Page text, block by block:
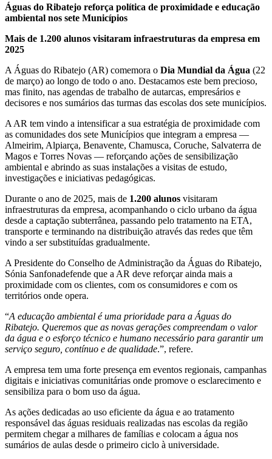
Águas do Ribatejo reforça política de proximidade e educação
ambiental nos sete Municípios
Mais de 1.200 alunos visitaram infraestruturas da empresa em
2025
A Águas do Ribatejo (AR) comemora o Dia Mundial da Água (22
de março) ao longo de todo o ano. Destacamos este bem precioso,
mas finito, nas agendas de trabalho de autarcas, empresários e
decisores e nos sumários das turmas das escolas dos sete municípios.
A AR tem vindo a intensificar a sua estratégia de proximidade com
as comunidades dos sete Municípios que integram a empresa —
Almeirim, Alpiarça, Benavente, Chamusca, Coruche, Salvaterra de
Magos e Torres Novas — reforçando ações de sensibilização
ambiental e abrindo as suas instalações a visitas de estudo,
investigações e iniciativas pedagógicas.
Durante o ano de 2025, mais de 1.200 alunos visitaram
infraestruturas da empresa, acompanhando o ciclo urbano da água
desde a captação subterrânea, passando pelo tratamento na ETA,
transporte e terminando na distribuição através das redes que têm
vindo a ser substituídas gradualmente.
A Presidente do Conselho de Administração da Águas do Ribatejo,
Sónia Sanfonadefende que a AR deve reforçar ainda mais a
proximidade com os clientes, com os consumidores e com os
territórios onde opera.
“A educação ambiental é uma prioridade para a Águas do
Ribatejo. Queremos que as novas gerações compreendam o valor
da água e o esforço técnico e humano necessário para garantir um
serviço seguro, contínuo e de qualidade.”, refere.
A empresa tem uma forte presença em eventos regionais, campanhas
digitais e iniciativas comunitárias onde promove o esclarecimento e
sensibiliza para o bom uso da água.
As ações dedicadas ao uso eficiente da água e ao tratamento
responsável das águas residuais realizadas nas escolas da região
permitem chegar a milhares de famílias e colocam a água nos
sumários de aulas desde o primeiro ciclo à universidade.